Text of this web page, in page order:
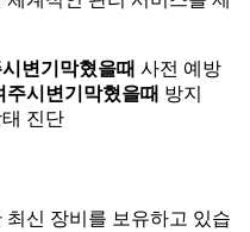
변기막혔을때 사전 예방
주시변기막혔을때 방지
진단
최신 장비를 보유하고 있습